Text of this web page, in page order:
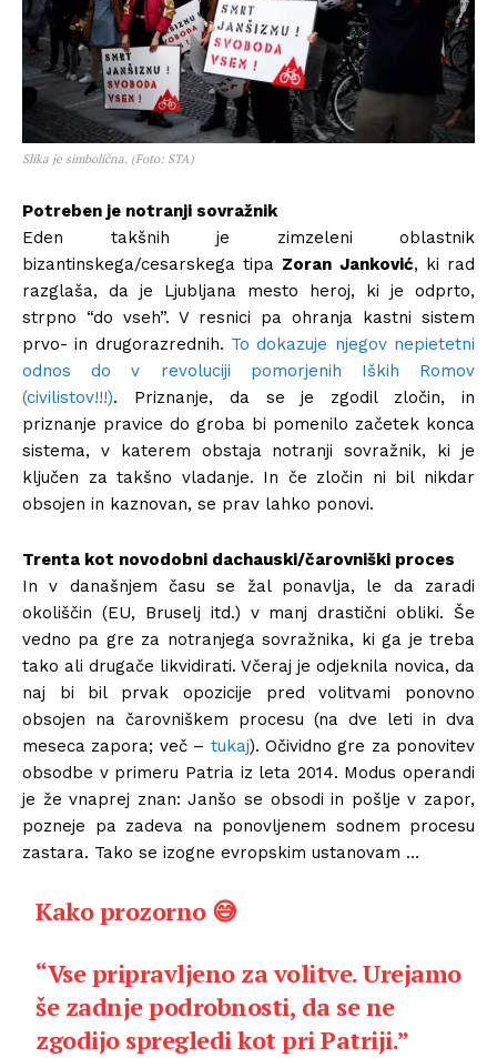
Slika je simbolična. (Foto: STA)
Potreben je notranji sovražnik
Eden takšnih je zimzeleni oblastnik
bizantinskega/cesarskega tipa Zoran Janković, ki rad
razglaša, da je Ljubljana mesto heroj, ki je odprto,
strpno “do vseh”. V resnici pa ohranja kastni sistem
prvo- in drugorazrednih. To dokazuje njegov nepietetni
odnos do v revoluciji pomorjenih Iških Romov
(civilistov!!!). Priznanje, da se je zgodil zločin, in
priznanje pravice do groba bi pomenilo začetek konca
sistema, v katerem obstaja notranji sovražnik, ki je
ključen za takšno vladanje. In če zločin ni bil nikdar
obsojen in kaznovan, se prav lahko ponovi.
Trenta kot novodobni dachauski/čarovniški proces
In v današnjem času se žal ponavlja, le da zaradi
okoliščin (EU, Bruselj itd.) v manj drastični obliki. Še
vedno pa gre za notranjega sovražnika, ki ga je treba
tako ali drugače likvidirati. Včeraj je odjeknila novica, da
naj bi bil prvak opozicije pred volitvami ponovno
obsojen na čarovniškem procesu (na dve leti in dva
meseca zapora; več – tukaj). Očividno gre za ponovitev
obsodbe v primeru Patria iz leta 2014. Modus operandi
je že vnaprej znan: Janšo se obsodi in pošlje v zapor,
pozneje pa zadeva na ponovljenem sodnem procesu
zastara. Tako se izogne evropskim ustanovam …
Kako prozorno 😅
“Vse pripravljeno za volitve. Urejamo
še zadnje podrobnosti, da se ne
zgodijo spregledi kot pri Patriji.”